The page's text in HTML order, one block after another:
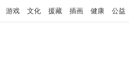
游戏 文化 援藏 插画 健康 公益